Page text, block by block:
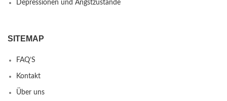
Depressionen und Angstzustände
SITEMAP
FAQ’S
Kontakt
Über uns